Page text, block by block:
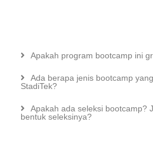
Apakah program bootcamp ini
Ada berapa jenis bootcamp
StadiTek?
Apakah ada seleksi bootcamp?
bentuk seleksinya?